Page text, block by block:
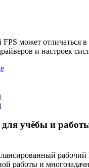
может отличаться в
и настроек
учёбы и
рабочий
работы и